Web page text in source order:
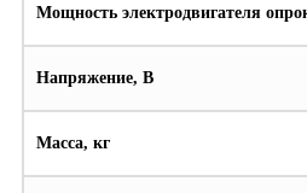
Мощность электродвигателя
Напряжение, В
Масса, кг